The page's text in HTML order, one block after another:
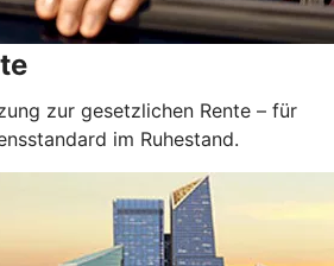
zur gesetzlichen Rente – für
im Ruhestand.